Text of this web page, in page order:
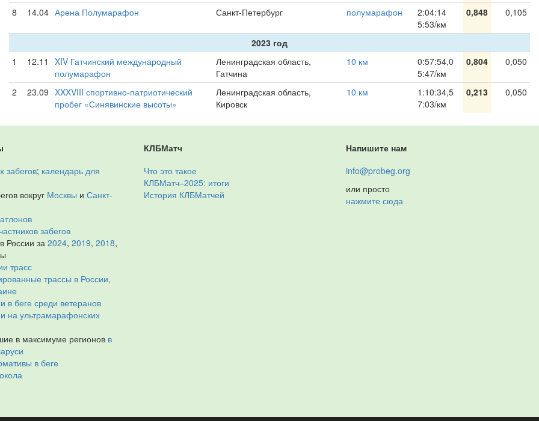
8 14.04 Арена Полумарафон Санкт-Петербург полумарафон
2:04:14
5:53/км
0,848 0,105
2023 год
1
12.11
XIV Гатчинский международный
полумарафон
Ленинградская область,
Гатчина
10 км
0:57:54,0
5:47/км
0,804 0,050
2 23.09 XXXVIII спортивно-патриотический
пробег «Синявинские высоты»
Ленинградская область,
Кировск
10 км
1:10:34,5
7:03/км
0,213 0,050
забегов; календарь для
вокруг Москвы и Санкт-
забегов
России за2024, 2019, 2018,
трасс
трассы в России,
в беге среди ветеранов
на ультрамарафонских
в максимуме регионов в
в беге
КЛБМатч
Что это такое
КЛБМатч–2025: итоги
История КЛБМатчей
Напишите нам
info@probeg.org
или просто
нажмите сюда